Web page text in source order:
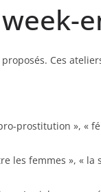
Ces
prostitution », «
les femmes », «